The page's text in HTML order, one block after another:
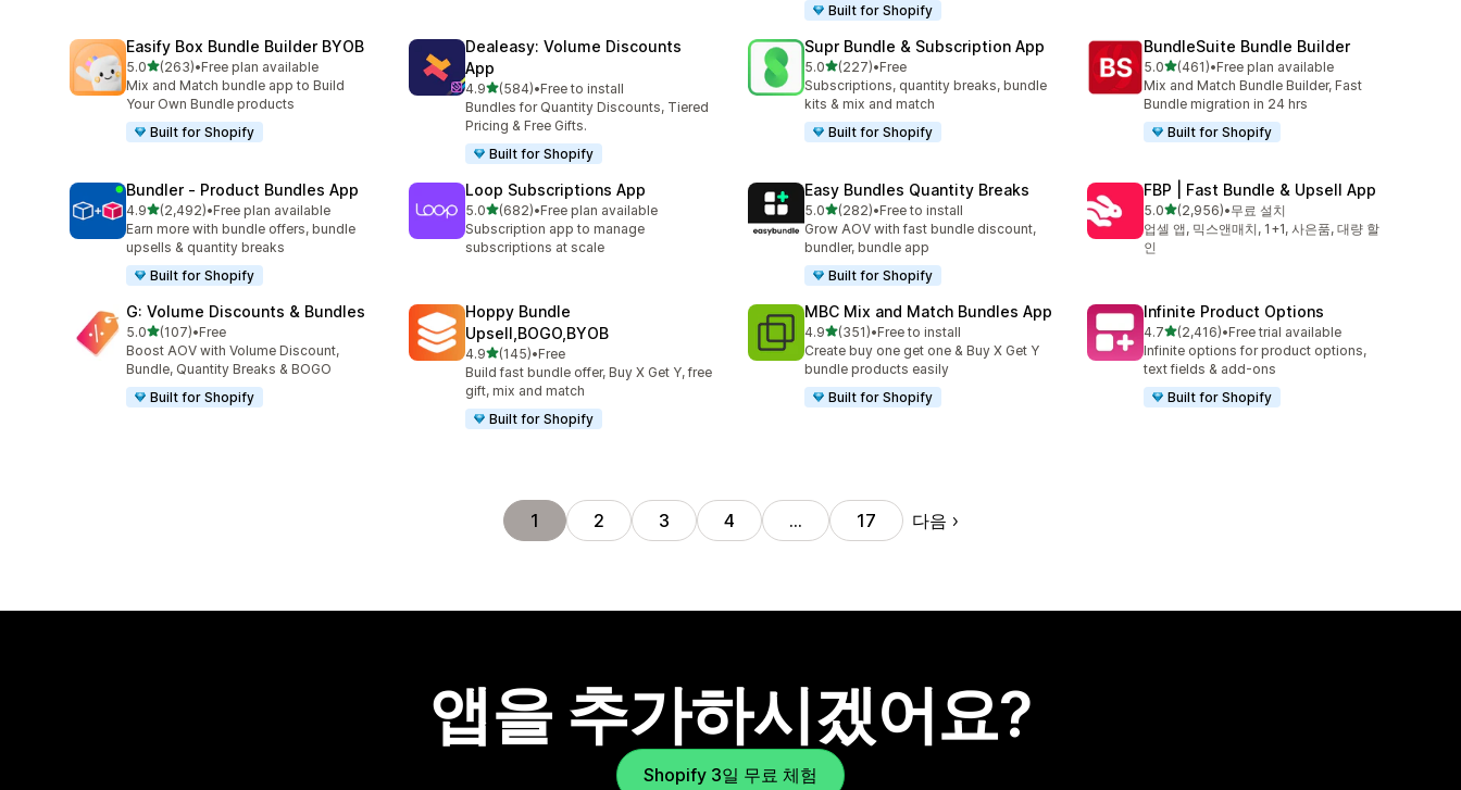
Built for Shopify
Easify Box Bundle Builder BYOB
5.0별 5개 중
(263)
총 리뷰 263개
•Free plan available
Mix and Match bundle app to Build
Your Own Bundle products
Built for Shopify
Dealeasy: Volume Discounts
App
4.9별 5개 중
(584)
총 리뷰 584개
•Free to install
Bundles for Quantity Discounts, Tiered
Pricing & Free Gifts.
Built for Shopify
Supr Bundle & Subscription App
5.0별 5개 중
(227)
총 리뷰 227개
•Free
Subscriptions, quantity breaks, bundle
kits & mix and match
Built for Shopify
BundleSuite Bundle Builder
5.0별 5개 중
(461)
총 리뷰 461개
•Free plan available
Mix and Match Bundle Builder, Fast
Bundle migration in 24 hrs
Built for Shopify
Bundler ‑ Product Bundles App
4.9별 5개 중
(2,492)
총 리뷰 2492개
•Free plan available
Earn more with bundle offers, bundle
upsells & quantity breaks
Built for Shopify
Loop Subscriptions App
5.0별 5개 중
(682)
총 리뷰 682개
•Free plan available
Subscription app to manage
subscriptions at scale
Easy Bundles Quantity Breaks
5.0별 5개 중
(282)
총 리뷰 282개
•Free to install
Grow AOV with fast bundle discount,
bundler, bundle app
Built for Shopify
FBP | Fast Bundle & Upsell App
5.0별 5개 중
(2,956)
총 리뷰 2956개
•무료 설치
업셀 앱, 믹스앤매치, 1+1, 사은품, 대량 할
인
G: Volume Discounts & Bundles
5.0별 5개 중
(107)
총 리뷰 107개
•Free
Boost AOV with Volume Discount,
Bundle, Quantity Breaks & BOGO
Built for Shopify
Hoppy Bundle
Upsell,BOGO,BYOB
4.9별 5개 중
(145)
총 리뷰 145개
•Free
Build fast bundle offer, Buy X Get Y, free
gift, mix and match
Built for Shopify
MBC Mix and Match Bundles App
4.9별 5개 중
(351)
총 리뷰 351개
•Free to install
Create buy one get one & Buy X Get Y
bundle products easily
Built for Shopify
Infinite Product Options
4.7별 5개 중
(2,416)
총 리뷰 2416개
•Free trial available
Infinite options for product options,
text fields & add-ons
Built for Shopify
1 2 3 4 … 17 다음
앱을 추가하시겠어요?
Shopify 3일 무료 체험